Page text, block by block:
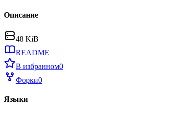
Описание
48 KiB
README
В избранном0
Форки0
Языки